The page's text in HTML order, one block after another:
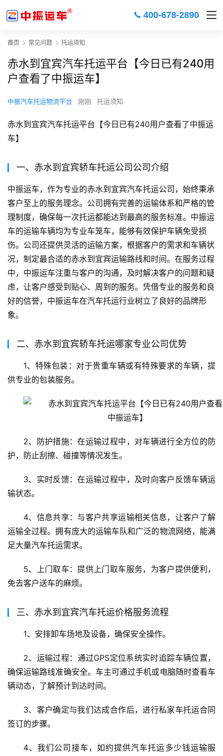
400-678-2890
首页 常见问题 托运须知
赤水到宜宾汽车托运平台【今日已有240用
户查看了中振运车】
中振汽车托运物流平台 刚刚 托运须知
赤水到宜宾汽车托运平台【今日已有240用户查看了中振运
车】
一、赤水到宜宾轿车托运公司公司介绍
中振运车，作为专业的赤水到宜宾汽车托运公司，始终秉承
客户至上的服务理念。公司拥有完善的运输体系和严格的管
理制度，确保每一次托运都能达到最高的服务标准。中振运
车的运输车辆均为专业车笼车，能够有效保护车辆免受损
伤。公司还提供灵活的运输方案，根据客户的需求和车辆状
况，制定最合适的赤水到宜宾运输路线和时间。在服务过程
中，中振运车注重与客户的沟通，及时解决客户的问题和疑
虑，让客户感受到贴心、周到的服务。凭借专业的服务和良
好的信誉，中振运车在汽车托运行业树立了良好的品牌形
象。
二、赤水到宜宾轿车托运哪家专业公司优势
1、特殊包装：对于贵重车辆或有特殊要求的车辆，提
供专业的包装服务。
2、防护措施：在运输过程中，对车辆进行全方位的防
护，防止刮擦、碰撞等情况发生。
3、实时反馈：在运输过程中，及时向客户反馈车辆运
输状态。
4、信息共享：与客户共享运输相关信息，让客户了解
运输全过程。拥有庞大的运输车队和广泛的物流网络，能满
足大量汽车托运需求。
5、上门取车：提供上门取车服务，为客户提供便利，
免去客户送车的麻烦。
三、赤水到宜宾汽车托运价格服务流程
1、安排卸车场地及设备，确保安全操作。
2、运输过程：通过GPS定位系统实时追踪车辆位置，
确保运输路线准确安全。车主可通过手机或电脑随时查看车
辆动态，了解预计到达时间。
3、客户确定与我们达成合作后，进行私家车托运合同
签订的步骤。
4、我们公司接车，如约提供汽车托运多少钱运输服